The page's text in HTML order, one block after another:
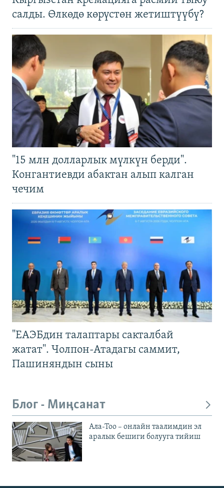
салды. Өлкөдө көрүстөн жетиштүүбү?
"15 млн долларлык мүлкүн берди".
Конгантиевди абактан алып калган
чечим
"ЕАЭБдин талаптары сакталбай
жатат". Чолпон-Атадагы саммит,
Пашиняндын сыны
Блог - Миңсанат
Ала-Тоо – онлайн таалимдин эл
аралык бешиги болууга тийиш